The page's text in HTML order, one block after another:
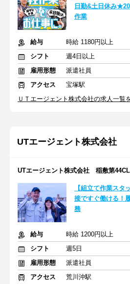
日勤&土日休み
作業
給与
時給 1180円以上
シフト
週4日以上
雇用形態
派遣社員
アクセス
宝塚駅
ＵＴエージェント株式会社の求人一覧
UTエージェント株式会社
UTエージェント株式会社 稲敷第44CL
【組立て作業スタ
接ですぐ働ける！
務
給与
時給 1200円以上
シフト
週5日
雇用形態
派遣社員
アクセス
荒川沖駅